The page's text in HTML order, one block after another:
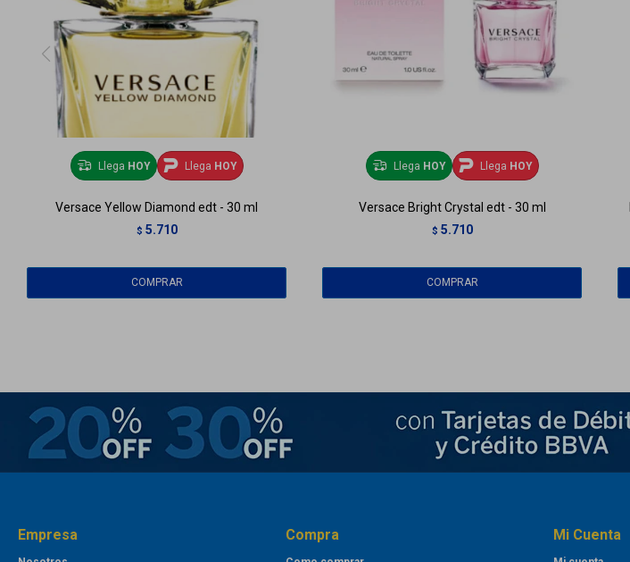
Llega HOY Llega HOY
Versace Yellow Diamond edt - 30 ml
$ 5.710
Llega HOY Llega HOY
Versace Bright Crystal edt - 30 ml
$ 5.710
Empresa Compra Mi Cuenta